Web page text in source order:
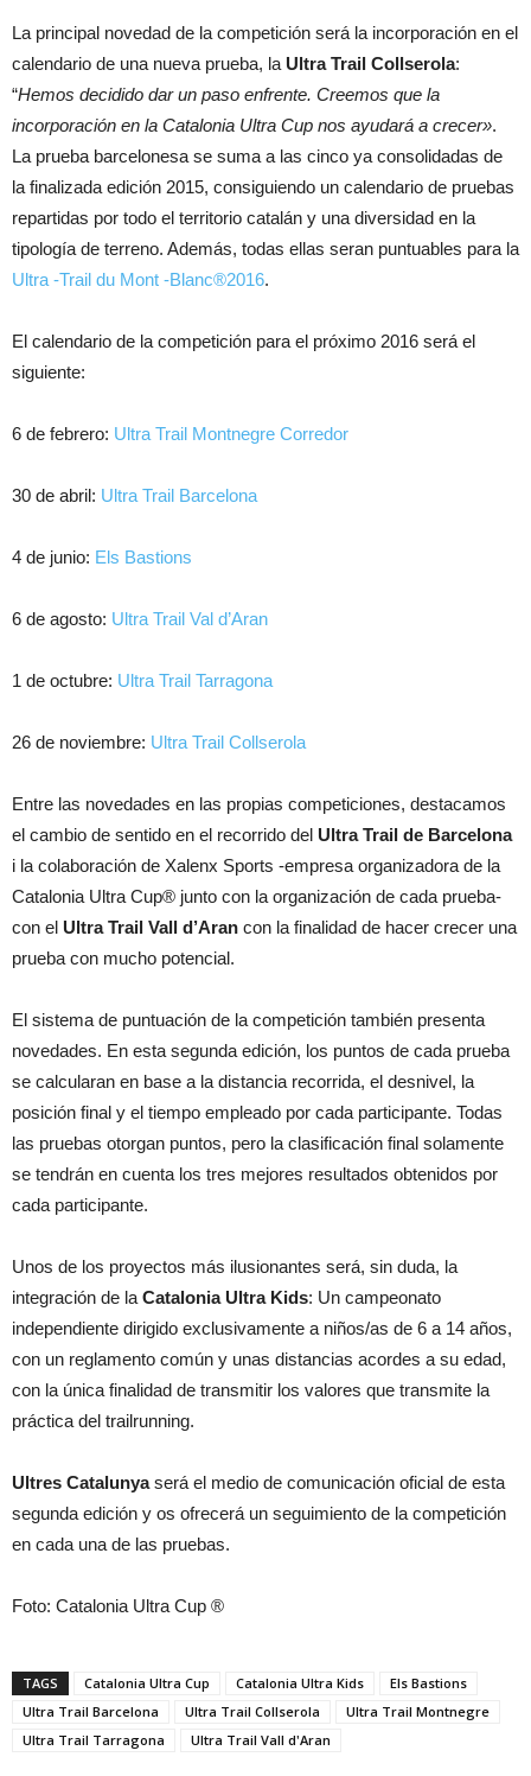
La principal novedad de la competición será la incorporación en el
calendario de una nueva prueba, la Ultra Trail Collserola:
“Hemos decidido dar un paso enfrente. Creemos que la
incorporación en la Catalonia Ultra Cup nos ayudará a crecer».
La prueba barcelonesa se suma a las cinco ya consolidadas de
la finalizada edición 2015, consiguiendo un calendario de pruebas
repartidas por todo el territorio catalán y una diversidad en la
tipología de terreno. Además, todas ellas seran puntuables para la
Ultra -Trail du Mont -Blanc®2016.
El calendario de la competición para el próximo 2016 será el
siguiente:
6 de febrero: Ultra Trail Montnegre Corredor
30 de abril: Ultra Trail Barcelona
4 de junio: Els Bastions
6 de agosto: Ultra Trail Val d’Aran
1 de octubre: Ultra Trail Tarragona
26 de noviembre: Ultra Trail Collserola
Entre las novedades en las propias competiciones, destacamos
el cambio de sentido en el recorrido del Ultra Trail de Barcelona
i la colaboración de Xalenx Sports -empresa organizadora de la
Catalonia Ultra Cup® junto con la organización de cada prueba-
con el Ultra Trail Vall d’Aran con la finalidad de hacer crecer una
prueba con mucho potencial.
El sistema de puntuación de la competición también presenta
novedades. En esta segunda edición, los puntos de cada prueba
se calcularan en base a la distancia recorrida, el desnivel, la
posición final y el tiempo empleado por cada participante. Todas
las pruebas otorgan puntos, pero la clasificación final solamente
se tendrán en cuenta los tres mejores resultados obtenidos por
cada participante.
Unos de los proyectos más ilusionantes será, sin duda, la
integración de la Catalonia Ultra Kids: Un campeonato
independiente dirigido exclusivamente a niños/as de 6 a 14 años,
con un reglamento común y unas distancias acordes a su edad,
con la única finalidad de transmitir los valores que transmite la
práctica del trailrunning.
Ultres Catalunyaserá el medio de comunicación oficial de esta
segunda edición y os ofrecerá un seguimiento de la competición
en cada una de las pruebas.
Foto: Catalonia Ultra Cup ®
TAGS Catalonia Ultra Cup Catalonia Ultra Kids
Els Bastions
Ultra Trail Barcelona
Ultra Trail Collserola
Ultra Trail Montnegre
Ultra Trail Tarragona
Ultra Trail Vall d'Aran